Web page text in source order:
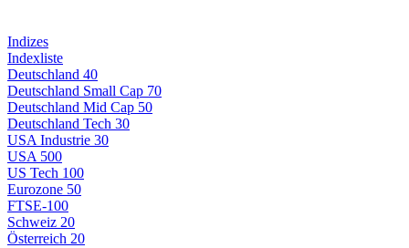
Indizes
Indexliste
Deutschland 40
Deutschland Small Cap 70
Deutschland Mid Cap 50
Deutschland Tech 30
USA Industrie 30
USA 500
US Tech 100
Eurozone 50
FTSE-100
Schweiz 20
Österreich 20